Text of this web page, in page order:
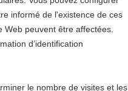
informé de l'existence de ces
Web peuvent être affectées.
d’identification
le nombre de visites et les